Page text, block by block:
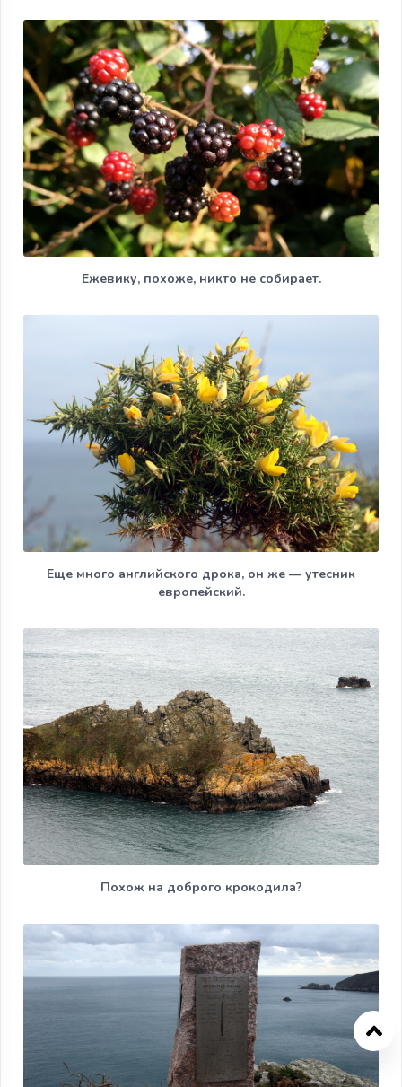
Ежевику, похоже, никто не собирает.
Еще много английского дрока, он же — утесник
европейский.
Похож на доброго крокодила?